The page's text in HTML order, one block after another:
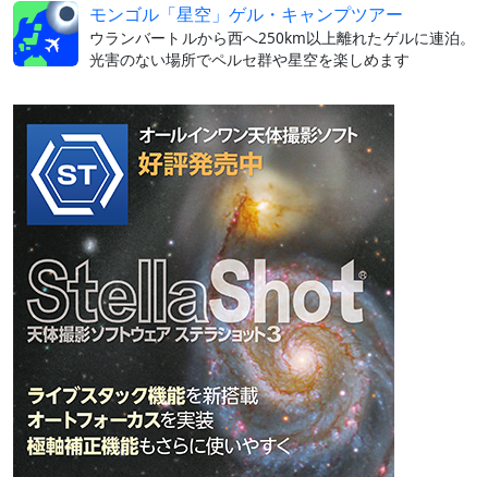
モンゴル「星空」ゲル・キャンプツアー
ウランバートルから西へ250km以上離れたゲルに連泊。
光害のない場所でペルセ群や星空を楽しめます